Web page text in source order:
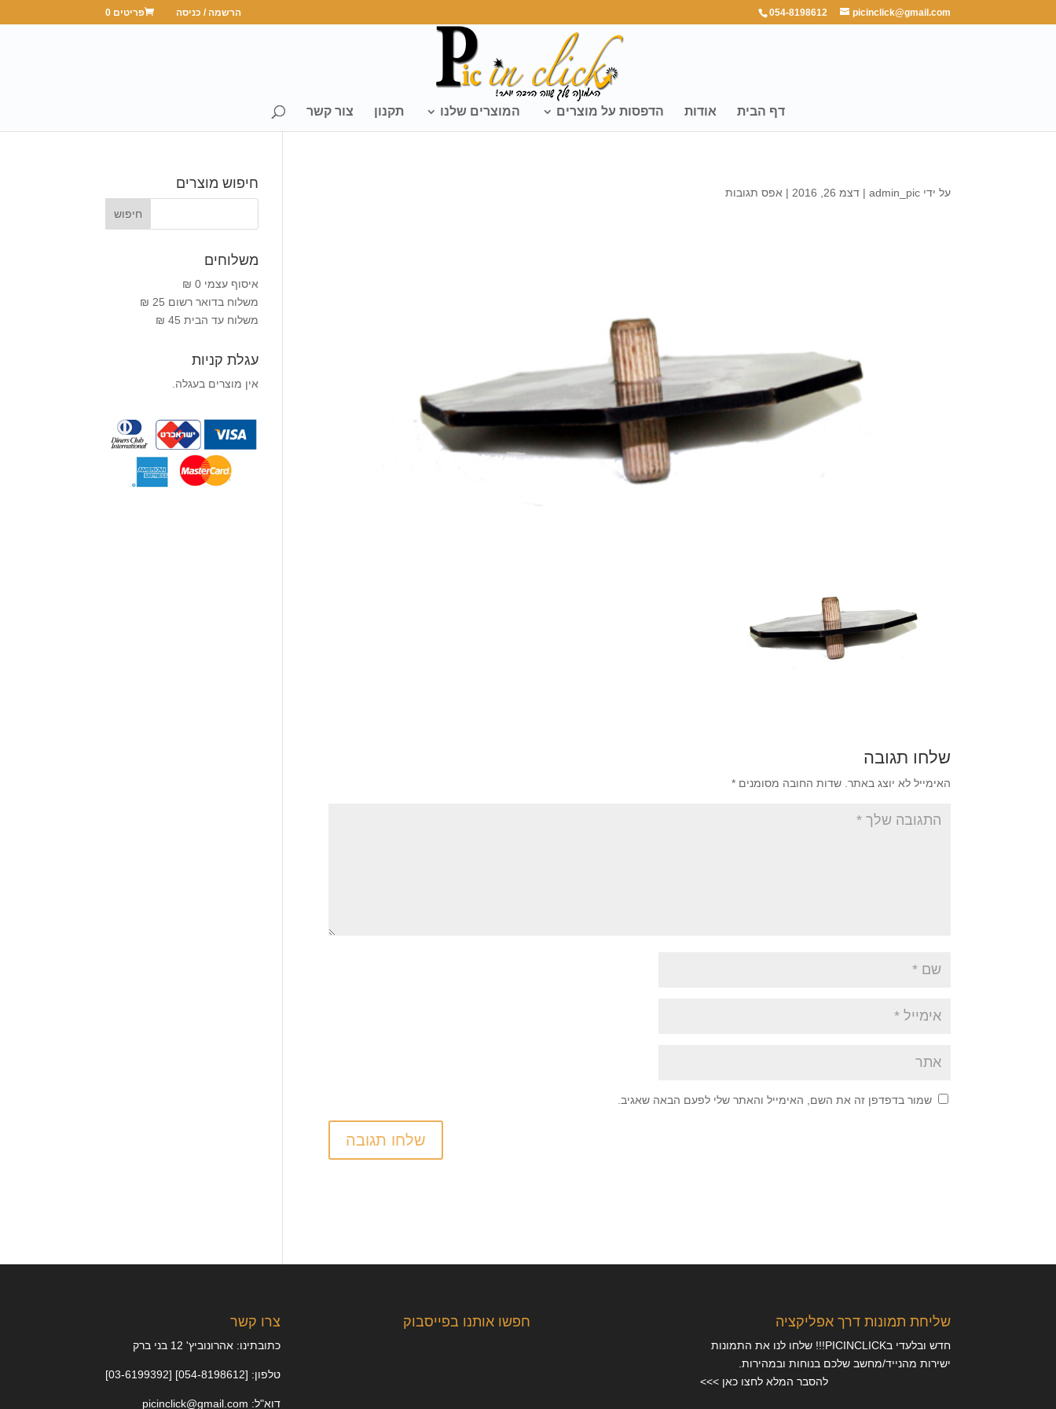
054-8198612 picinclick@gmail.com הרשמה / כניסה פריטים 0
דף הבית אודות הדפסות על מוצרים המוצרים שלנו תקנון צור קשר
על ידיadmin_pic
|דצמ 26, 2016 | אפס תגובות
שלחו תגובה
האימייל לא יוצג באתר. שדות החובה מסומנים*
שמור בדפדפן זה את השם, האימייל והאתר שלי לפעם הבאה שאגיב.
חיפוש מוצרים
משלוחים
איסוף עצמי 0 ₪
משלוח בדואר רשום 25 ₪
משלוח עד הבית 45 ₪
עגלת קניות
אין מוצרים בעגלה.
צרו קשר
כתובתינו: אהרונוביץ' 12 בני ברק
טלפון: [054-8198612] [03-6199392]
דוא"ל: picinclick@gmail.com
חפשו אותנו בפייסבוק שליחת תמונות דרך אפליקציה
חדש ובלעדי בPICINCLICK!!! שלחו לנו את התמונות
ישירות מהנייד/מחשב שלכם בנוחות ובמהירות.
להסבר המלא לחצו כאן >>>